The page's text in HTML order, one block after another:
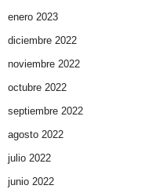
enero 2023
diciembre 2022
noviembre 2022
octubre 2022
septiembre 2022
agosto 2022
julio 2022
junio 2022